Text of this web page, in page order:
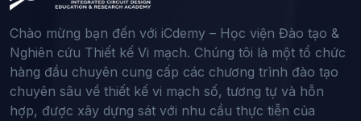
Chào mừng bạn đến với iCdemy – Học viện Đào tạo &
Nghiên cứu Thiết kế Vi mạch. Chúng tôi là một tổ chức
hàng đầu chuyên cung cấp các chương trình đào tạo
chuyên sâu về thiết kế vi mạch số, tương tự và hỗn
hợp, được xây dựng sát với nhu cầu thực tiễn của